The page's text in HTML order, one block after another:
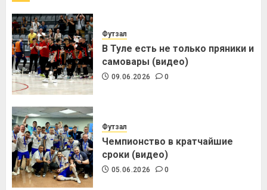
Футзал
В Туле есть не только пряники и
самовары (видео)
09.06.2026 0
Футзал
Чемпионство в кратчайшие
сроки (видео)
05.06.2026 0